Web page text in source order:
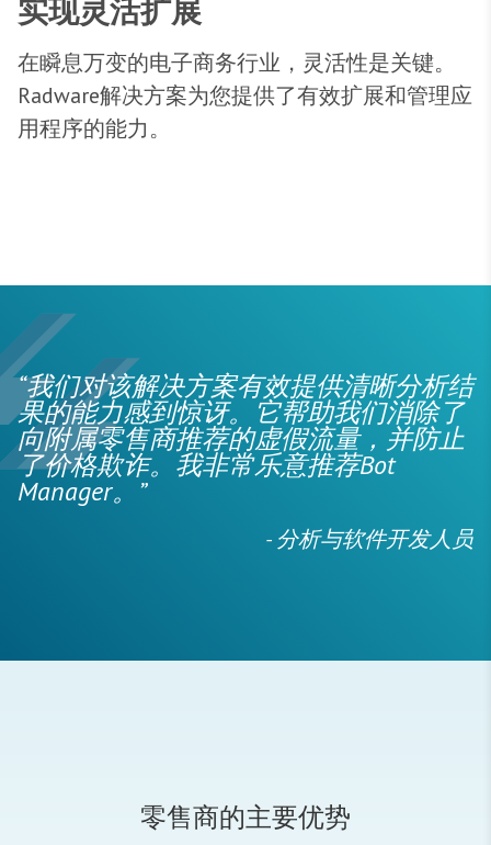
实现灵活扩展
在瞬息万变的电子商务行业，灵活性是关键。
Radware解决方案为您提供了有效扩展和管理应
用程序的能力。
“我们对该解决方案有效提供清晰分析结
果的能力感到惊讶。它帮助我们消除了
向附属零售商推荐的虚假流量，并防止
了价格欺诈。我非常乐意推荐Bot
Manager。”
- 分析与软件开发人员
零售商的主要优势